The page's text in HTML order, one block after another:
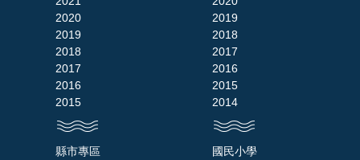
2020
2019
2018
2017
2016
2015
2019
2018
2017
2016
2015
2014
縣市專區
國民小學